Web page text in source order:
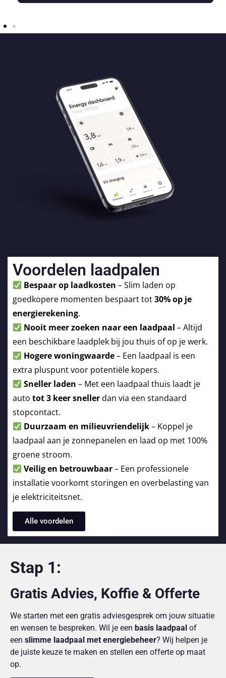
Voordelen laadpalen
Bespaar op laadkosten – Slim laden op
goedkopere momenten bespaart tot30% op je
energierekening.
Nooit meer zoeken naar een laadpaal – Altijd
een beschikbare laadplek bij jou thuis of op je werk.
Hogere woningwaarde– Een laadpaal is een
extra pluspunt voor potentiële kopers.
Sneller laden – Met een laadpaal thuis laadt je
auto tot 3 keer snellerdan via een standaard
stopcontact.
Duurzaam en milieuvriendelijk– Koppel je
laadpaal aan je zonnepanelen en laad op met 100%
groene stroom.
Veilig en betrouwbaar– Een professionele
installatie voorkomt storingen en overbelasting van
je elektriciteitsnet.
Alle voordelen
Stap 1:
Gratis Advies, Koffie & Offerte
We starten met een gratis adviesgesprek om jouw situatie
en wensen te bespreken. Wil je een basis laadpaal of
een slimme laadpaal met energiebeheer? Wij helpen je
de juiste keuze te maken en stellen een offerte op maat
op.